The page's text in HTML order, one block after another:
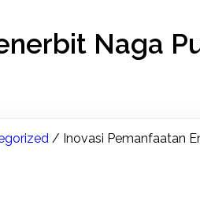
Naga
/ Inovasi Pemanfaatan